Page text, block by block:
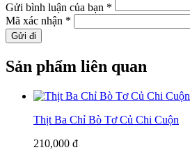
Gửi bình luận của bạn *
Mã xác nhận *
Gửi đi
Sản phẩm liên quan
Thịt Ba Chỉ Bò Tơ Củ Chi Cuộn
210,000 đ